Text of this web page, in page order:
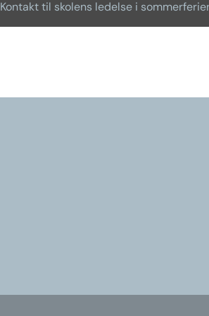
Kontakt til skolens ledelse i